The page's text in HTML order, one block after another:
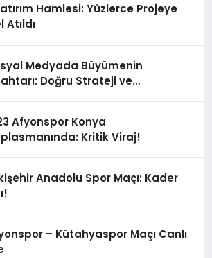
Hamlesi: Yüzlerce Projeye
Atıldı
Medyada Büyümenin
Doğru Strateji ve
Afyonspor Konya
Kritik Viraj!
Anadolu Spor Maçı: Kader
– Kütahyaspor Maçı Canlı